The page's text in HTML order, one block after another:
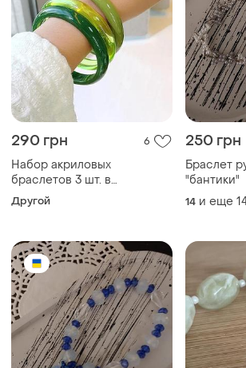
290 грн 6
Набор акриловых
браслетов 3 шт. в
винтажном стиле, комплект
тонких браслетов зеленый
Другой
250 грн
Браслет
"бантики"
14 и еще